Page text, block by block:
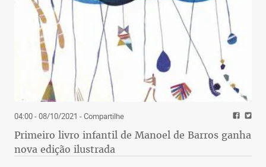
04:00 - 08/10/2021 - Compartilhe
Primeiro livro infantil de Manoel de Barros ganha
nova edição ilustrada